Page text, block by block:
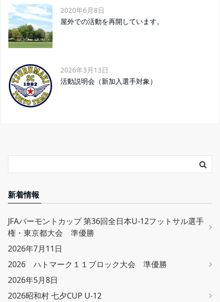
2020年6月8日
屋外での活動を再開しています。
2026年3月13日
活動説明会（新加入選手対象）
新着情報
JFAバーモントカップ 第36回全日本U-12フットサル選手
権・東京都大会 準優勝
2026年7月11日
2026 ハトマーク１１ブロック大会 準優勝
2026年5月8日
2026昭和村 七夕CUP U-12